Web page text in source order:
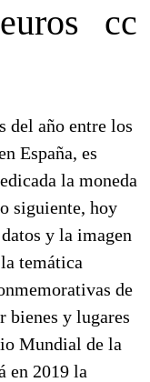
cc
del año entre los
España, es
la moneda
siguiente, hoy
y la imagen
temática
de
bienes y lugares
Mundial de la
en 2019 la